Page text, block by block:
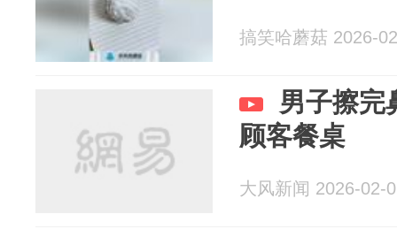
搞笑哈蘑菇 2026-
男子擦完
顾客餐桌
大风新闻 2026-02-